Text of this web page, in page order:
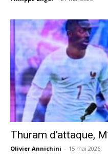
Thuram d’attaque,
Olivier Annichini - 15 mai 2026